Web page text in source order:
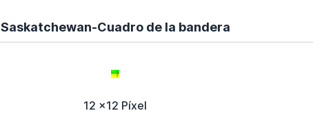
Saskatchewan-Cuadro de la bandera
12 x12 Píxel